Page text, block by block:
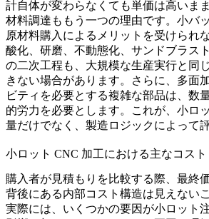
計自体が変わらなくても単価は高いま
材料調達ももう一つの理由です。小バ
原材料購入によるメリットを受けられ
酸化、研磨、不動態化、サンドブラス
の二次工程も、大規模な生産実行と同
きない場合があります。さらに、多面
ビティを必要とする複雑な部品は、数
的労力を必要とします。これが、小ロ
量だけでなく、製造ロジックによって
小ロット CNC 加工における主なコス
購入者が見積もりを比較する際、最終
背後にある内部コスト構造は見えない
実際には、いくつかの要因が小ロット